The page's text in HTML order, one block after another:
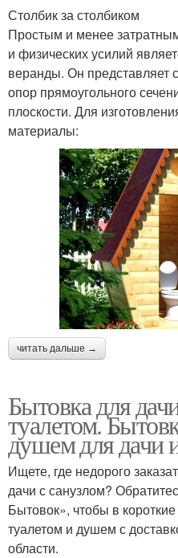
Столбик за столбиком
Простым и менее
и физических усилий
веранды. Он представляет
опор прямоугольного
плоскости. Для
материалы:
читать дальше →
Бытовка для
туалетом.
душем для дачи
Ищете, где недорого
дачи с санузлом?
Бытовок», чтобы в
туалетом и душем с
области.